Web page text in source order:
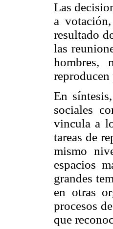
Las
a
resultado
las
hombres,
reproducen
En
sociales
vincula a
tareas de
mismo
espacios
grandes
en otras
procesos
que